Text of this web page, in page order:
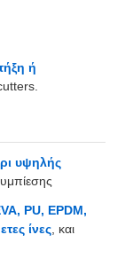
ή
υψηλής
PU, EPDM,
ίνες , και